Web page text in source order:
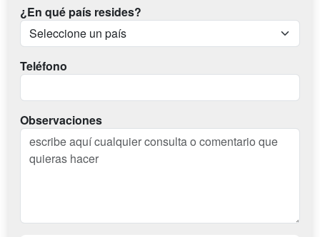
¿En qué país resides?
Teléfono
Observaciones